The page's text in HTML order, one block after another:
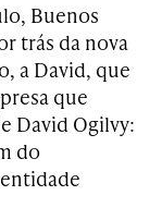
Buenos
trás da nova
a David, que
que
David Ogilvy:
do